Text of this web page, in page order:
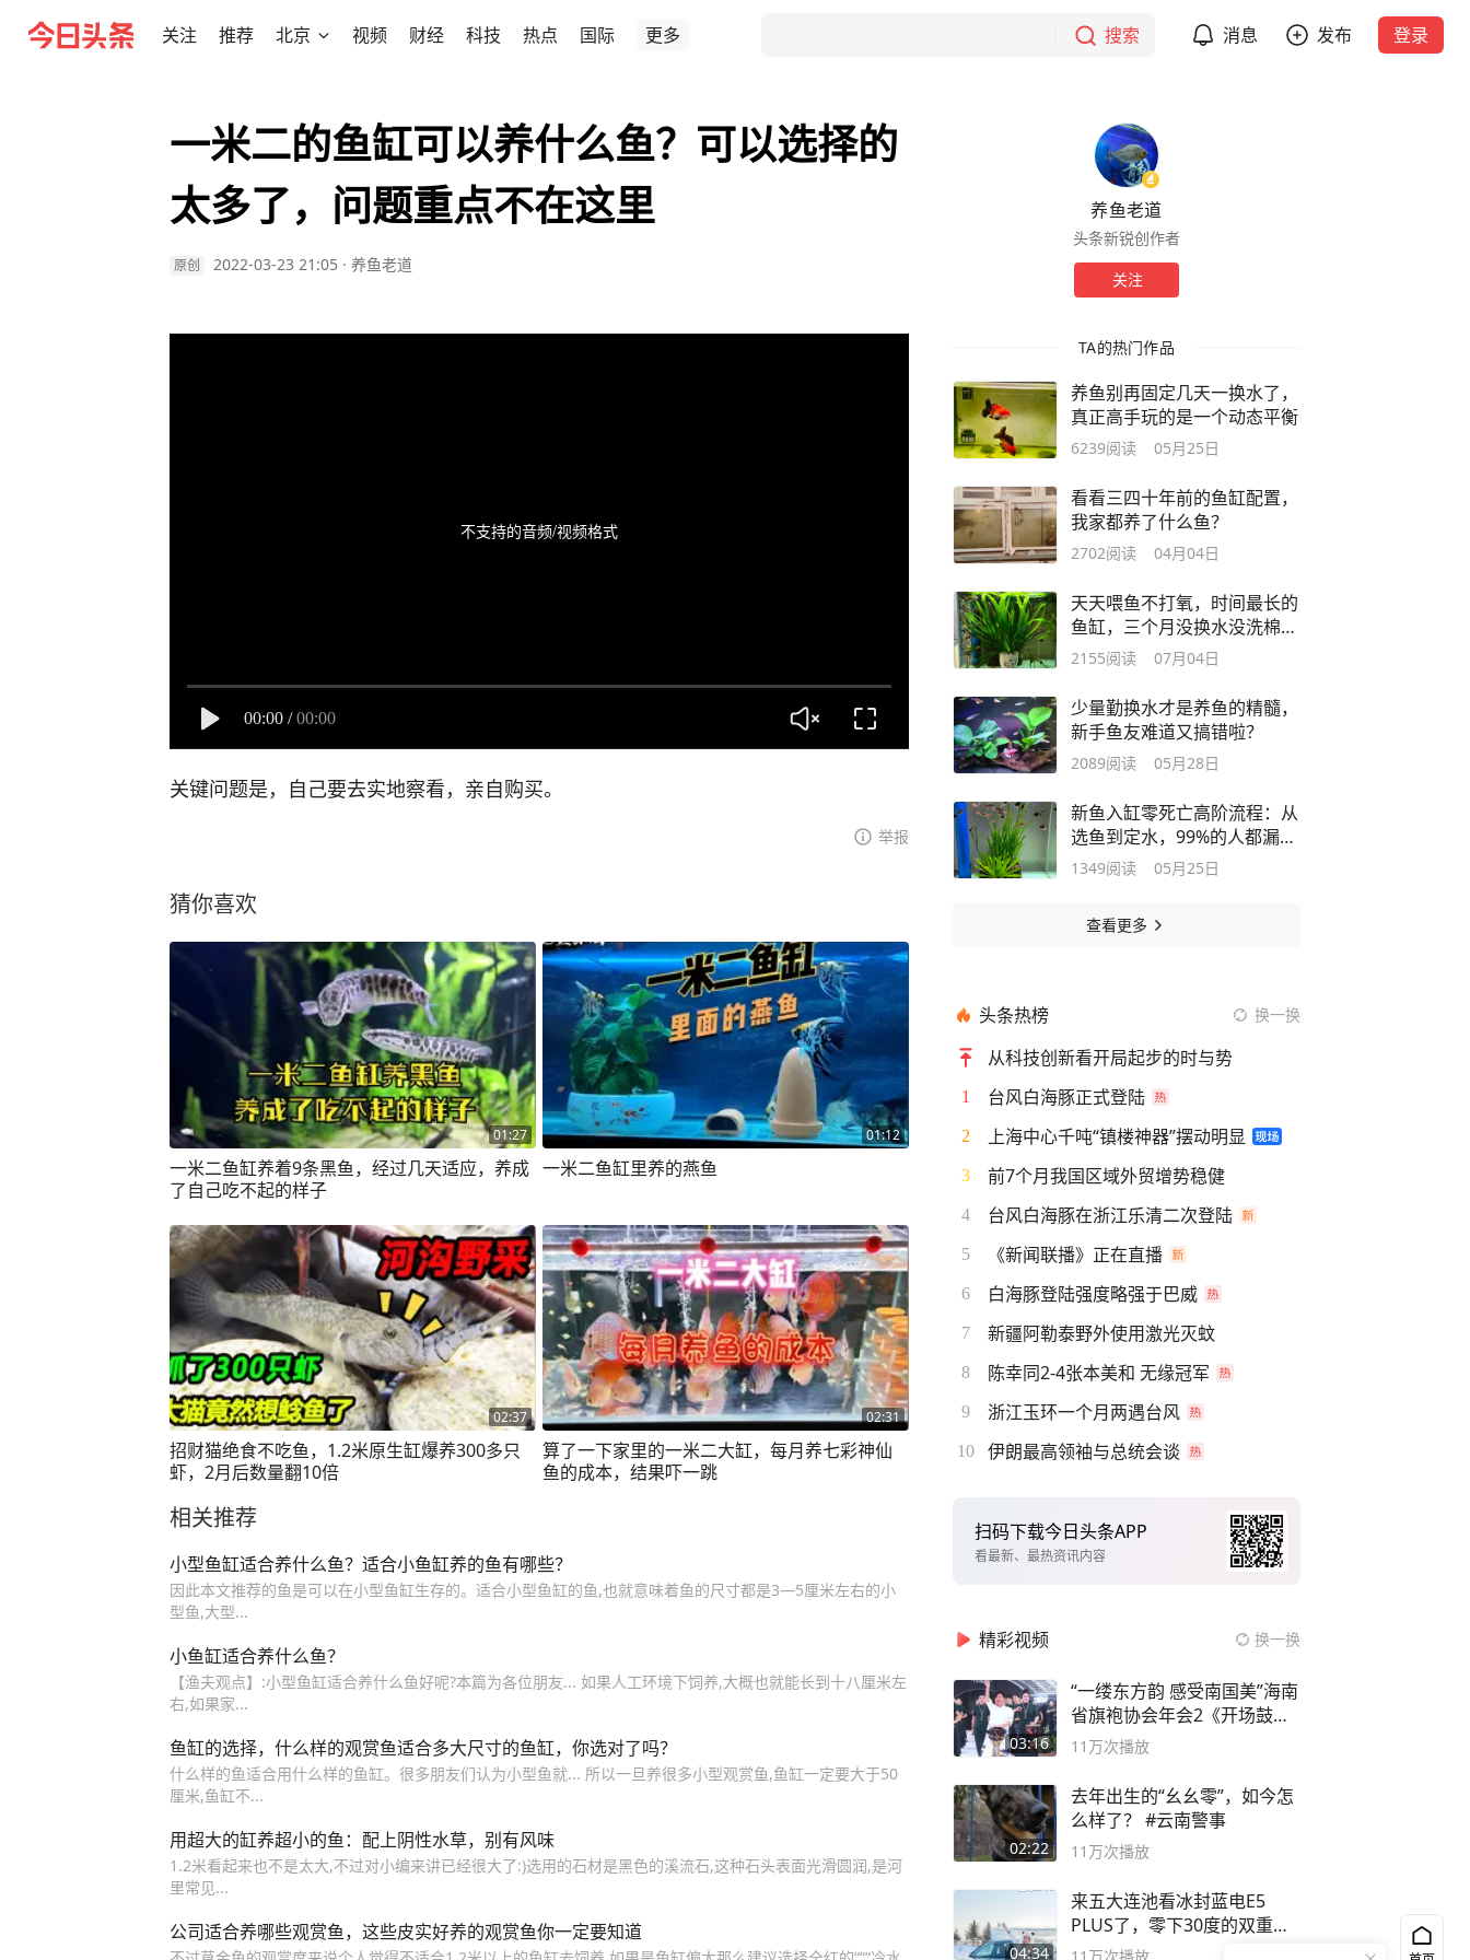
关注 推荐 北京 视频 财经 科技 热点 国际 更多 搜索 消息 发布 登录
一米二的鱼缸可以养什么鱼？可以选择的
太多了，问题重点不在这里
原创 2022-03-23 21:05 · 养鱼老道
不支持的音频/视频格式
00:00 / 00:00
关键问题是，自己要去实地察看，亲自购买。
举报
猜你喜欢
01:27
一米二鱼缸养着9条黑鱼，经过几天适应，养成
了自己吃不起的样子
01:12
一米二鱼缸里养的燕鱼
02:37
招财猫绝食不吃鱼，1.2米原生缸爆养300多只
虾，2月后数量翻10倍
02:31
算了一下家里的一米二大缸，每月养七彩神仙
鱼的成本，结果吓一跳
相关推荐
小型鱼缸适合养什么鱼？适合小鱼缸养的鱼有哪些？
因此本文推荐的鱼是可以在小型鱼缸生存的。适合小型鱼缸的鱼,也就意味着鱼的尺寸都是3—5厘米左右的小
型鱼,大型...
小鱼缸适合养什么鱼？
【渔夫观点】:小型鱼缸适合养什么鱼好呢?本篇为各位朋友... 如果人工环境下饲养,大概也就能长到十八厘米左
右,如果家...
鱼缸的选择，什么样的观赏鱼适合多大尺寸的鱼缸，你选对了吗？
什么样的鱼适合用什么样的鱼缸。很多朋友们认为小型鱼就... 所以一旦养很多小型观赏鱼,鱼缸一定要大于50
厘米,鱼缸不...
用超大的缸养超小的鱼：配上阴性水草，别有风味
1.2米看起来也不是太大,不过对小编来讲已经很大了:)选用的石材是黑色的溪流石,这种石头表面光滑圆润,是河
里常见...
公司适合养哪些观赏鱼，这些皮实好养的观赏鱼你一定要知道
养鱼老道
头条新锐创作者
关注
TA的热门作品
养鱼别再固定几天一换水了，
真正高手玩的是一个动态平衡
6239阅读 05月25日
看看三四十年前的鱼缸配置，
我家都养了什么鱼？
2702阅读 04月04日
天天喂鱼不打氧，时间最长的
鱼缸，三个月没换水没洗棉，
为什么？
2155阅读 07月04日
少量勤换水才是养鱼的精髓，
新手鱼友难道又搞错啦？
2089阅读 05月28日
新鱼入缸零死亡高阶流程：从
选鱼到定水，99%的人都漏了
关键一步
1349阅读 05月25日
查看更多
头条热榜 换一换
从科技创新看开局起步的时与势
1 台风白海豚正式登陆
2 上海中心千吨“镇楼神器”摆动明显
3 前7个月我国区域外贸增势稳健
4 台风白海豚在浙江乐清二次登陆
5 《新闻联播》正在直播
6 白海豚登陆强度略强于巴威
7 新疆阿勒泰野外使用激光灭蚊
8 陈幸同2-4张本美和 无缘冠军
9 浙江玉环一个月两遇台风
10 伊朗最高领袖与总统会谈
扫码下载今日头条APP
看最新、最热资讯内容
精彩视频 换一换
03:16
“一缕东方韵 感受南国美”海南
省旗袍协会年会2《开场鼓》
二团
11万次播放
02:22
去年出生的“幺幺零”，如今怎
么样了？ #云南警事
11万次播放
04:34
来五大连池看冰封蓝电E5
PLUS了，零下30度的双重冰
封40小时全录